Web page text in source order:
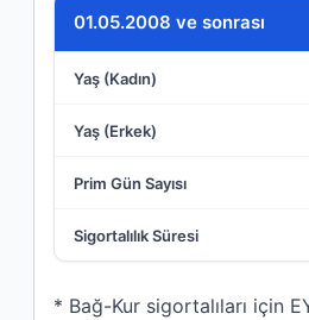
01.05.2008 ve sonrası
* Bağ-Kur sigortalıları için